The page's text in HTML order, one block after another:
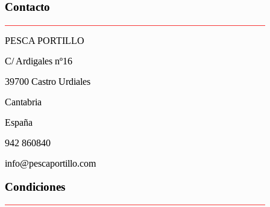
Contacto
PESCA PORTILLO
C/ Ardigales nº16
39700 Castro Urdiales
Cantabria
España
942 860840
info@pescaportillo.com
Condiciones